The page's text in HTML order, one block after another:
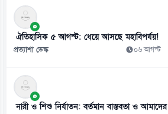
ঐতিহাসিক ৫ আগস্ট: ধেয়ে আসছে মহাবিপর্যয়!
প্রত্যাশা ডেস্ক ০৬ আগস্ট
নারী ও শিশু নির্যাতন: বর্তমান বাস্তবতা ও আমাদের